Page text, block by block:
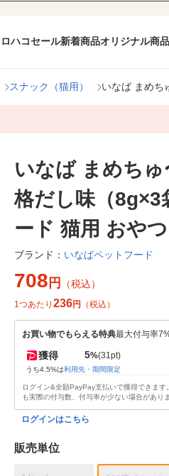
ロハコセール新着商品オリジナル商品
スナック（猫用） いなば まめち
いなば まめち
格だし味（8g×3
ード 猫用 おやつ
ブランド： いなばペットフード
708 円 （税込）
1つあたり 236円 （税込）
お買い物でもらえる特典最大付与率
獲得 5%(31pt)
うち4.5%は利用先・期間限定
ログイン&全額PayPay支払いで獲得できま
も実際の付与数、付与率が少ない場合があり
ログインはこちら
販売単位